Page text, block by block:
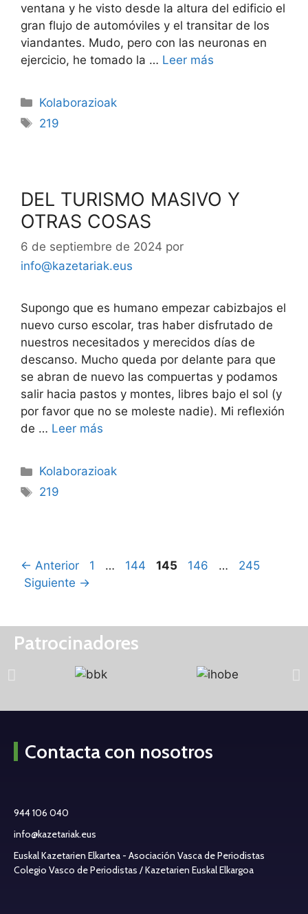
ventana y he visto desde la altura del edificio el
gran flujo de automóviles y el transitar de los
viandantes. Mudo, pero con las neuronas en
ejercicio, he tomado la … Leer más
Kolaborazioak
219
DEL TURISMO MASIVO Y
OTRAS COSAS
6 de septiembre de 2024 por
info@kazetariak.eus
Supongo que es humano empezar cabizbajos el
nuevo curso escolar, tras haber disfrutado de
nuestros necesitados y merecidos días de
descanso. Mucho queda por delante para que
se abran de nuevo las compuertas y podamos
salir hacia pastos y montes, libres bajo el sol (y
por favor que no se moleste nadie). Mi reflexión
de … Leer más
Kolaborazioak
219
← Anterior 1 … 144 145 146 …
245
Siguiente →
Patrocinadores
Contacta con nosotros
944 106 040
info@kazetariak.eus
Euskal Kazetarien Elkartea - Asociación Vasca de Periodistas
Colegio Vasco de Periodistas / Kazetarien Euskal Elkargoa